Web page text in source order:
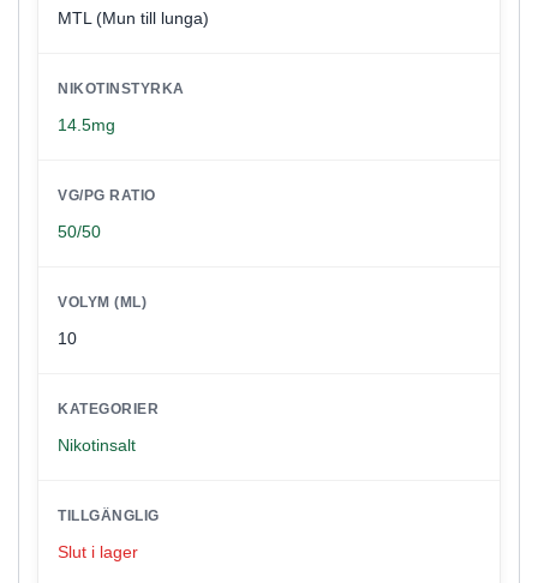
MTL (Mun till lunga)
NIKOTINSTYRKA
14.5mg
VG/PG RATIO
50/50
VOLYM (ML)
10
KATEGORIER
Nikotinsalt
TILLGÄNGLIG
Slut i lager